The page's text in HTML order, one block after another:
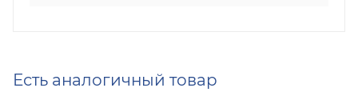
Есть аналогичный товар